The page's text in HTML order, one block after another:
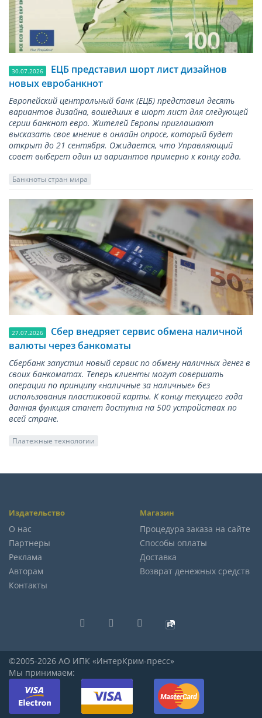
30.07.2026
ЕЦБ представил шорт лист дизайнов
новых евробанкнот
Европейский центральный банк (ЕЦБ) представил десять
вариантов дизайна, вошедших в шорт лист для следующей
серии банкнот евро. Жителей Европы приглашают
высказать свое мнение в онлайн опросе, который будет
открыт до 21 сентября. Ожидается, что Управляющий
совет выберет один из вариантов примерно к концу года.
Банкноты стран мира
27.07.2026
Сбер внедряет сервис обмена наличной
валюты через банкоматы
Сбербанк запустил новый сервис по обмену наличных денег в
своих банкоматах. Теперь клиенты могут совершать
операции по принципу «наличные за наличные» без
использования пластиковой карты. К концу текущего года
данная функция станет доступна на 500 устройствах по
всей стране.
Платежные технологии
Издательство
О нас
Партнеры
Реклама
Авторам
Контакты
Магазин
Процедура заказа на сайте
Способы оплаты
Доставка
Возврат денежных средств
©2005-2026 АО ИПК «ИнтерКрим-пресс»
Мы принимаем: